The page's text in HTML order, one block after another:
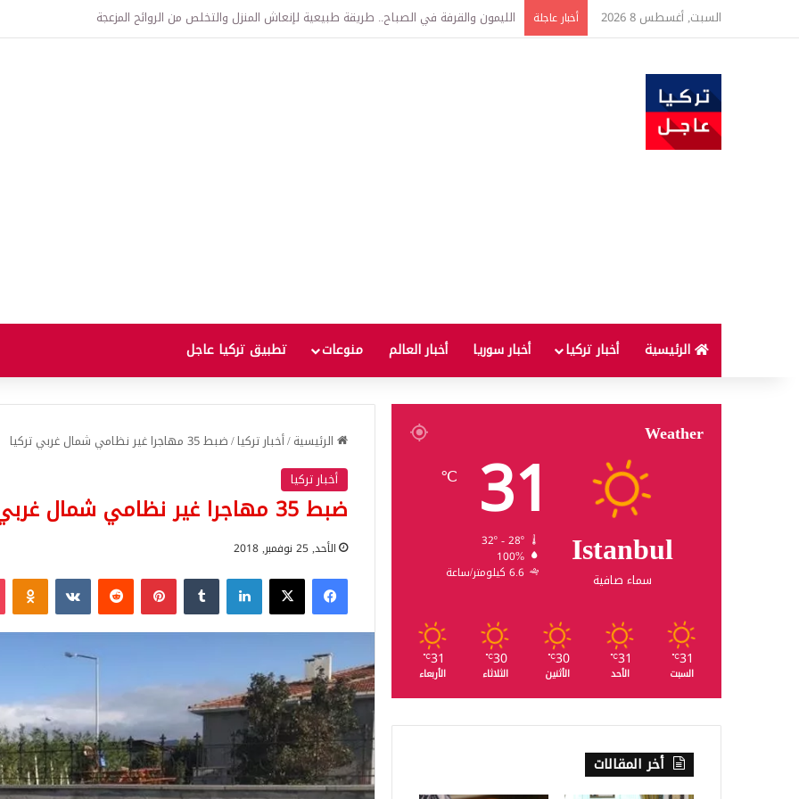
السبت, أغسطس 8 2026 أخبار عاجلة تفاصيل جديدة بعد توقيع اتفاقية الدفاع بين تركيا والسعودية وباكستان.. ما الهدف من التحالف الثلاثي؟
الرئيسية أخبار تركيا أخبار سوريا أخبار العالم منوعات تطبيق تركيا عاجل
الرئيسية/أخبار تركيا/ضبط 35 مهاجرا غير نظامي شمال غربي تركيا
أخبار تركيا
ضبط 35 مهاجرا غير نظامي شمال غربي تركيا
الأحد, 25 نوفمبر, 2018
فيسبوك‫X لينكدإن بينتيريست
Weather
Istanbul
سماء صافية
31
℃
32º - 28º
100%
6.6 كيلومتر/ساعة
31
℃
السبت
31
℃
الأحد
30
℃
الأثنين
30
℃
الثلاثاء
31
℃
الأربعاء
أخر المقالات